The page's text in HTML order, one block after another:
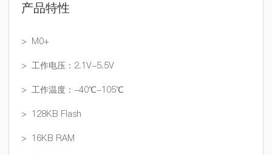
产品特性
> M0+
> 工作电压：2.1V-5.5V
> 工作温度：-40℃-105℃
> 128KB Flash
> 16KB RAM